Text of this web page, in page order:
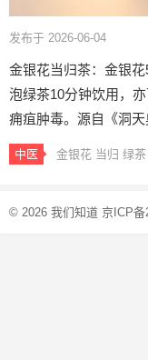
发布于 2026-06-04
金银花当归茶：金银
泡绿茶10分钟饮用，
痈疽肿毒。源自《洞天
中医 金银花 当归 绿茶
© 2026 我们知道 京ICP备